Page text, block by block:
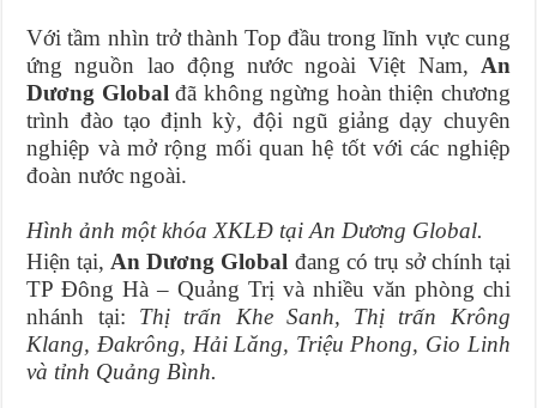
Với tầm nhìn trở thành Top đầu trong lĩnh vực cung
ứng nguồn lao động nước ngoài Việt Nam, An
Dương Global đã không ngừng hoàn thiện chương
trình đào tạo định kỳ, đội ngũ giảng dạy chuyên
nghiệp và mở rộng mối quan hệ tốt với các nghiệp
đoàn nước ngoài.
Hình ảnh một khóa XKLĐ tại An Dương Global.
Hiện tại, An Dương Global đang có trụ sở chính tại
TP Đông Hà – Quảng Trị và nhiều văn phòng chi
nhánh tại: Thị trấn Khe Sanh, Thị trấn Krông
Klang, Đakrông, Hải Lăng, Triệu Phong, Gio Linh
và tỉnh Quảng Bình.